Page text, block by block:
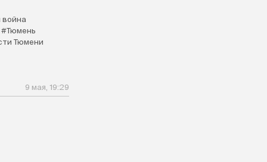
война
#Тюмень
Тюмени
9 мая, 19:29